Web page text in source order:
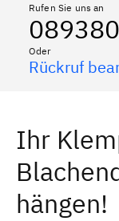
Rufen Sie uns an
Oder
Rückruf
Ihr
hängen!